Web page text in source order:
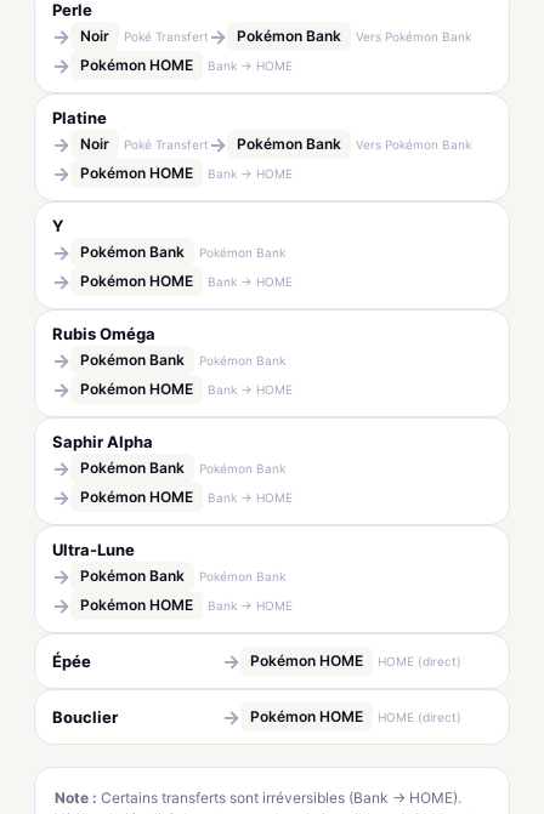
Perle
→ Noir Poké Transfert → Pokémon Bank Vers Pokémon Bank
→ Pokémon HOME Bank → HOME
Platine
→ Noir Poké Transfert → Pokémon Bank Vers Pokémon Bank
→ Pokémon HOME Bank → HOME
Y
→ Pokémon Bank Pokémon Bank
→ Pokémon HOME Bank → HOME
Rubis Oméga
→ Pokémon Bank Pokémon Bank
→ Pokémon HOME Bank → HOME
Saphir Alpha
→ Pokémon Bank Pokémon Bank
→ Pokémon HOME Bank → HOME
Ultra-Lune
→ Pokémon Bank Pokémon Bank
→ Pokémon HOME Bank → HOME
Épée → Pokémon HOME HOME (direct)
Bouclier → Pokémon HOME HOME (direct)
Note : Certains transferts sont irréversibles (Bank → HOME).